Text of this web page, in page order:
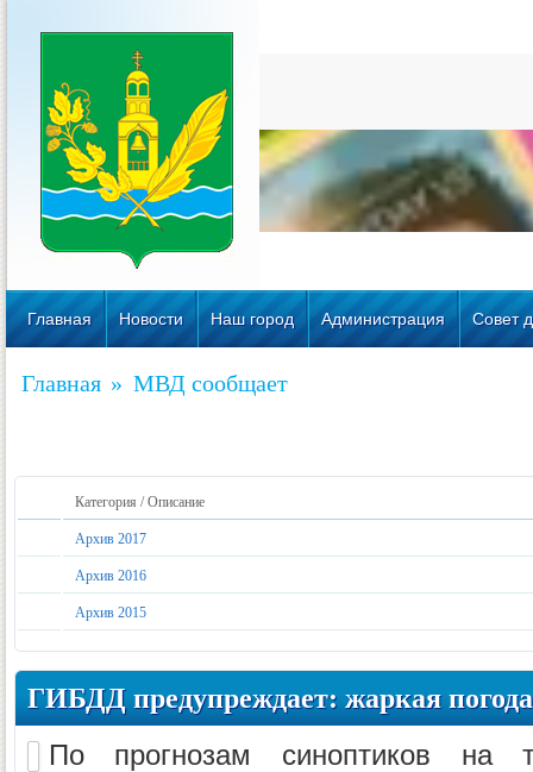
Главная Новости Наш город Администрация Совет
Главная » МВД сообщает
Категория / Описание
Архив 2017
Архив 2016
Архив 2015
ГИБДД предупреждает: жаркая погода
По прогнозам синоптиков на